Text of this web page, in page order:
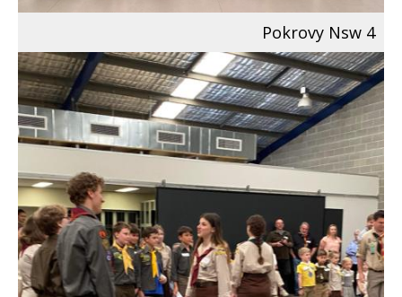
Pokrovy Nsw 4